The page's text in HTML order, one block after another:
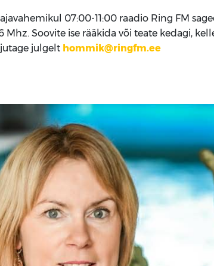
07:00-11:00 raadio Ring FM
Mhz. Soovite ise rääkida või teate kedagi,
julgelt hommik@ringfm.ee